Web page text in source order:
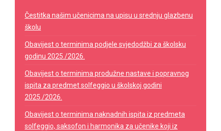
Čestitka našim učenicima na upisu u srednju glazbenu
školu
Obavijest o terminima podjele svjedodžbi za školsku
godinu 2025./2026.
Obavijest o terminima produžne nastave i popravnog
ispita za predmet solfeggio u školskoj godini
2025./2026.
Obavijest o terminima naknadnih ispita iz predmeta
solfeggio, saksofon i harmonika za učenike koji iz